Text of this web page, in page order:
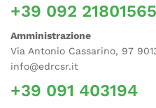
+39 092 21801565
Amministrazione
Via Antonio Cassarino, 97
info@edrcsr.it
+39 091 403194